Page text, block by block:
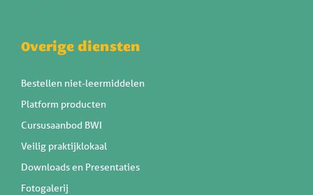
Overige diensten
Bestellen niet-leermiddelen
Platform producten
Cursusaanbod BWI
Veilig praktijklokaal
Downloads en Presentaties
Fotogalerij